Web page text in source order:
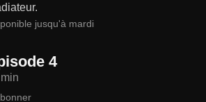
jusqu'à mardi
4